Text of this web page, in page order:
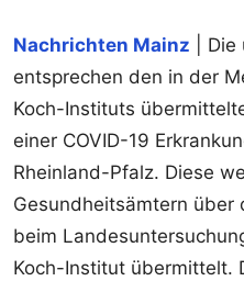
Nachrichten Mainz |
entsprechen den in der
Koch-Instituts
einer COVID-19
Rheinland-Pfalz. Diese
Gesundheitsämtern über
beim
Koch-Institut übermittelt.